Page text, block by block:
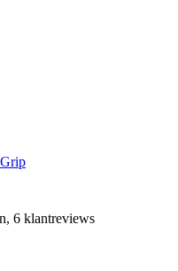
6 klantreviews